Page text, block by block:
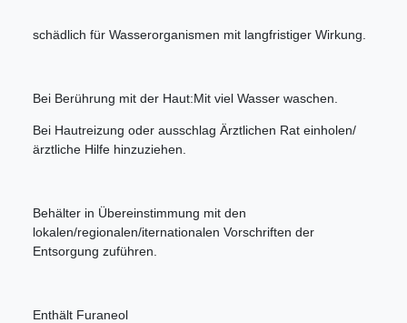
schädlich für Wasserorganismen mit langfristiger Wirkung.
Bei Berührung mit der Haut:Mit viel Wasser waschen.
Bei Hautreizung oder ausschlag Ärztlichen Rat einholen/
ärztliche Hilfe hinzuziehen.
Behälter in Übereinstimmung mit den
lokalen/regionalen/iternationalen Vorschriften der
Entsorgung zuführen.
Enthält Furaneol